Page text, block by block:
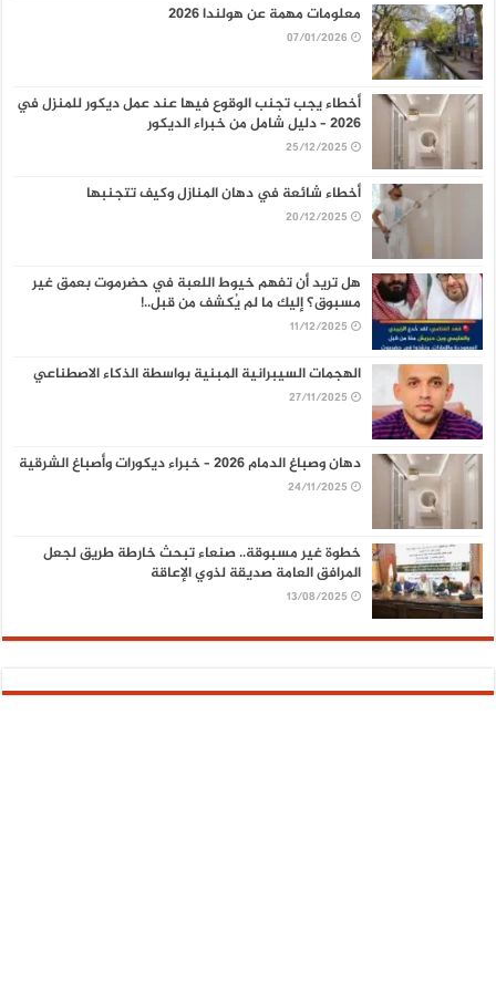
معلومات مهمة عن هولندا 2026
07/01/2026
أخطاء يجب تجنب الوقوع فيها عند عمل ديكور للمنزل في
2026 – دليل شامل من خبراء الديكور
25/12/2025
أخطاء شائعة في دهان المنازل وكيف تتجنبها
20/12/2025
هل تريد أن تفهم خيوط اللعبة في حضرموت بعمق غير
مسبوق؟ إليك ما لم يُكشف من قبل..!
11/12/2025
الهجمات السيبرانية المبنية بواسطة الذكاء الاصطناعي
27/11/2025
دهان وصباغ الدمام 2026 – خبراء ديكورات وأصباغ الشرقية
24/11/2025
خطوة غير مسبوقة.. صنعاء تبحث خارطة طريق لجعل
المرافق العامة صديقة لذوي الإعاقة
13/08/2025